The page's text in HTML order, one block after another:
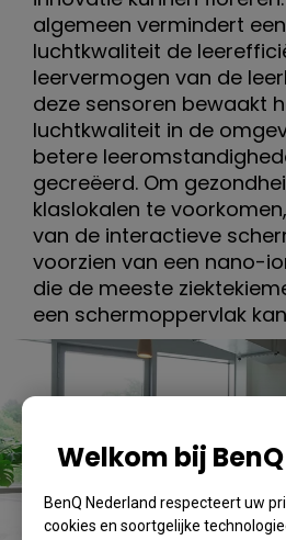
algemeen vermindert
luchtkwaliteit de
leervermogen van de
deze sensoren bewaakt
luchtkwaliteit in de
betere
gecreëerd. Om
klaslokalen te
van de interactieve
voorzien van een nano-
die de meeste
een schermoppervlak
Welkom bij
BenQ Nederland respecteert uw
cookies en soortgelijke